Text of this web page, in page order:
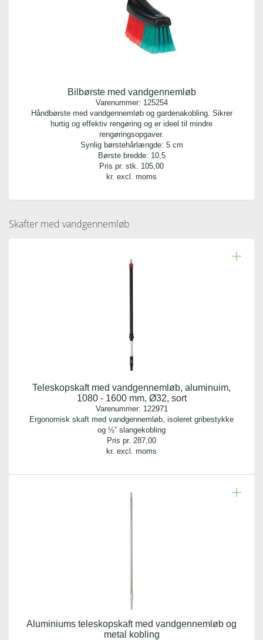
Diameter:
3,20 cm
Bilbørste med vandgennemløb
Varenummer: 125254
Håndbørste med vandgennemløb og gardenakobling. Sikrer
hurtig og effektiv rengøring og er ideel til mindre
rengøringsopgaver.
Synlig børstehårlængde: 5 cm
Børste bredde: 10,5
Pris pr. stk. 105,00
kr. excl. moms
Skafter med vandgennemløb
Teleskopskaft med vandgennemløb, aluminuim,
1080 - 1600 mm, Ø32, sort
Varenummer: 122971
Ergonomisk skaft med vandgennemløb, isoleret gribestykke
og ½” slangekobling
Pris pr. 287,00
kr. excl. moms
Aluminiums teleskopskaft med vandgennemløb og
metal kobling